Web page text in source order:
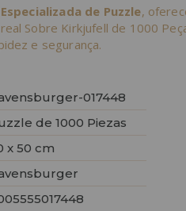
de Puzzle,
Sobre Kirkjufell de 1000
e segurança.
017448
de 1000 Piezas
x 50 cm